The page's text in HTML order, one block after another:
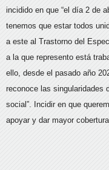
incidido en que “el día 2 de
tenemos que estar todos
a este al Trastorno del
a la que represento está
ello, desde el pasado año
reconoce las singularidades
social”. Incidir en que
apoyar y dar mayor